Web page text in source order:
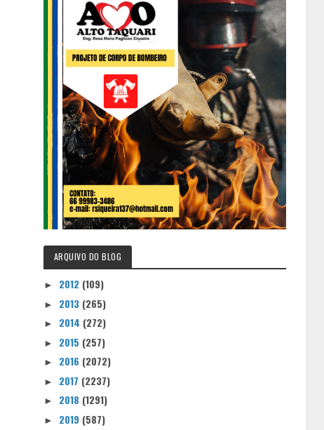
ARQUIVO DO BLOG
► 2012 (109)
► 2013 (265)
► 2014 (272)
► 2015 (257)
► 2016 (2072)
► 2017 (2237)
► 2018 (1291)
► 2019 (587)